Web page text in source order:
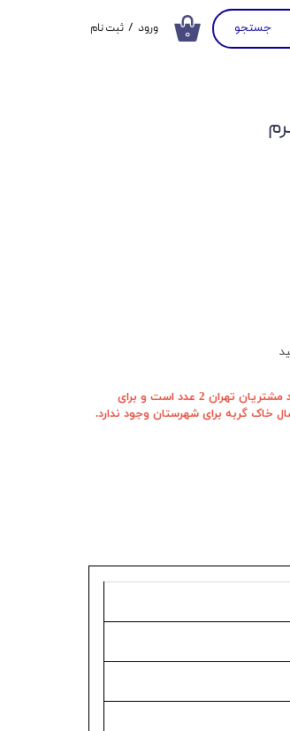
۰ جستجو ورود / ثبت نام
حداکثر تعداد قابل سفارش انواع خاک گربه درهر سبد خرید مشتریان تهران 2 عدد است و برای
خاک گربه برای شهرستان وجود ندارد.